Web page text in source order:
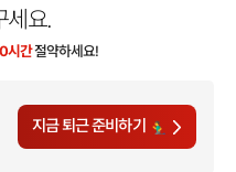
세요.
시간절약하세요!
지금 퇴근 준비하기